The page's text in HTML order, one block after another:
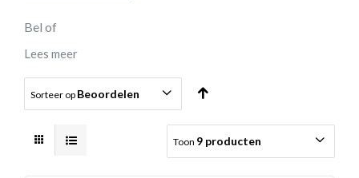
Bel of
Lees meer
Sorteer op Beoordelen
Toon 9 producten